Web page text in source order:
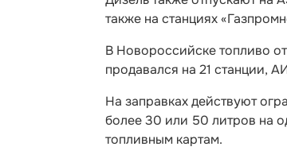
также на станциях
В Новороссийске топливо
продавался на 21 станции,
На заправках действуют
более 30 или 50 литров на
топливным картам.